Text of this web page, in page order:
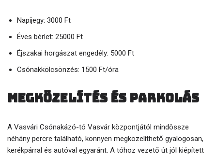
Napijegy: 3000 Ft
Éves bérlet: 25000 Ft
Éjszakai horgászat engedély: 5000 Ft
Csónakkölcsönzés: 1500 Ft/óra
Megközelítés és parkolás
A Vasvári Csónakázó-tó Vasvár központjától mindössze
néhány percre található, könnyen megközelíthető gyalogosan,
kerékpárral és autóval egyaránt. A tóhoz vezető út jól kiépített